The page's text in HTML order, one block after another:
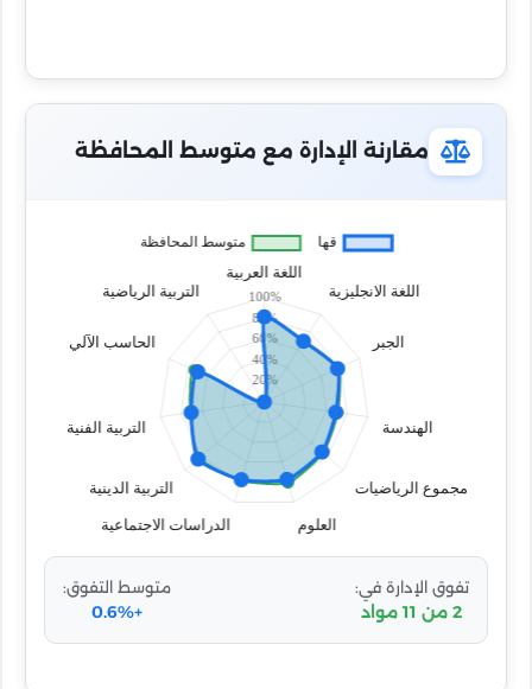
مقارنة الإدارة مع متوسط المحافظة
تفوق الإدارة في:
2 من 11 مواد
متوسط التفوق:
+0.6%